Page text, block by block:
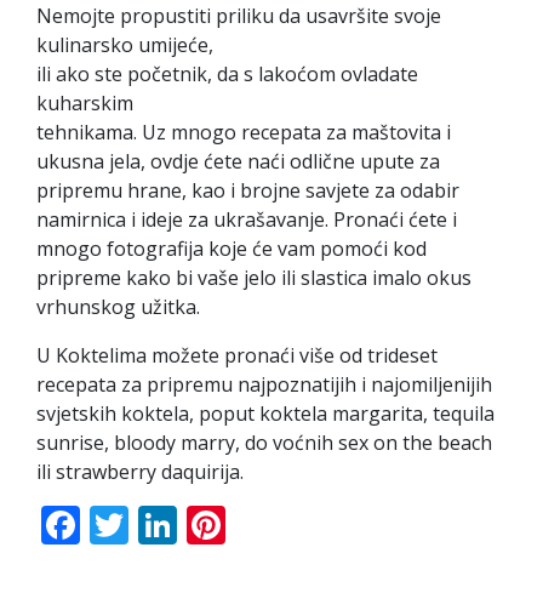
Nemojte propustiti priliku da usavršite svoje
kulinarsko umijeće,
ili ako ste početnik, da s lakoćom ovladate
kuharskim
tehnikama. Uz mnogo recepata za maštovita i
ukusna jela, ovdje ćete naći odlične upute za
pripremu hrane, kao i brojne savjete za odabir
namirnica i ideje za ukrašavanje. Pronaći ćete i
mnogo fotografija koje će vam pomoći kod
pripreme kako bi vaše jelo ili slastica imalo okus
vrhunskog užitka.
U Koktelima možete pronaći više od trideset
recepata za pripremu najpoznatijih i najomiljenijih
svjetskih koktela, poput koktela margarita, tequila
sunrise, bloody marry, do voćnih sex on the beach
ili strawberry daquirija.
Facebook
TwitterLinkedIn